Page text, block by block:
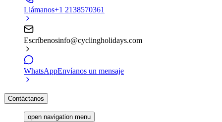
Llámanos+1 2138570361
Escríbenosinfo@cyclingholidays.com
WhatsAppEnvíanos un mensaje
Contáctanos
open navigation menu